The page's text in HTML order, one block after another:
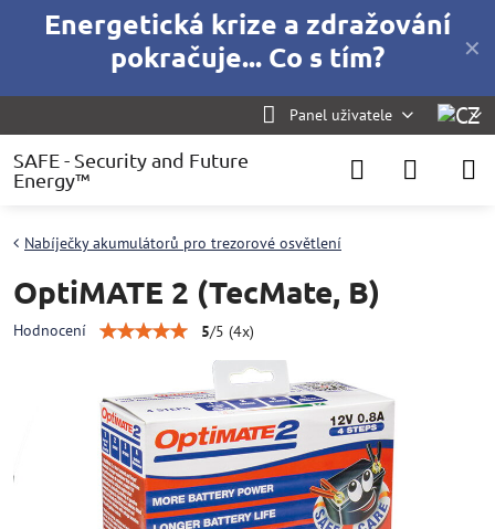
✕
Energetická krize a zdražování
pokračuje... Co s tím?
Panel uživatele
SAFE - Security and Future
Energy™
Nabíječky akumulátorů pro trezorové osvětlení
OptiMATE 2 (TecMate, B)
Hodnocení 5/5 (4x)